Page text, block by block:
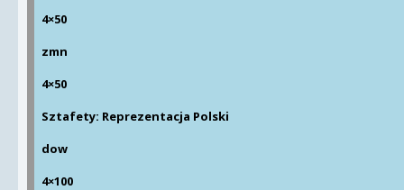
4×50
zmn
4×50
Sztafety: Reprezentacja Polski
dow
4×100